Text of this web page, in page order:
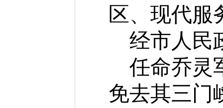
区、现代服
经市人民
任命乔灵
免去其三门